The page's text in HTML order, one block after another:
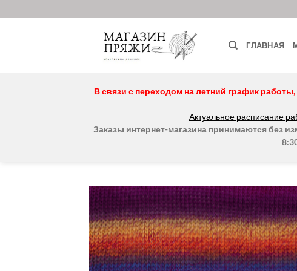
to
ГЛАВНАЯ
В связи с переходом на летний график
Актуальное расписание
Заказы интернет-магазина принимаются без